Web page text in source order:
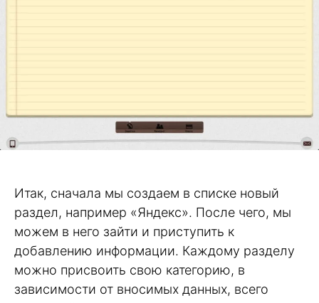
Итак, сначала мы создаем в списке новый
раздел, например «Яндекс». После чего, мы
можем в него зайти и приступить к
добавлению информации. Каждому разделу
можно присвоить свою категорию, в
зависимости от вносимых данных, всего